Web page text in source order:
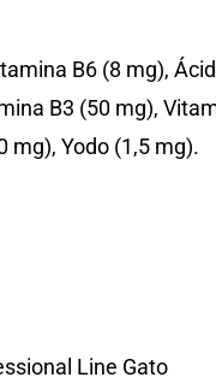
B6 (8 mg),
B3 (50 mg),
mg), Yodo (1,5 mg).